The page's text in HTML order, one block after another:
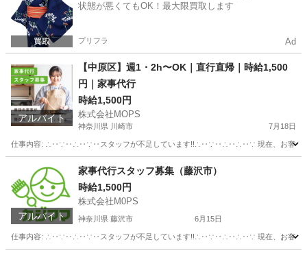
状態が悪くてもOK！最大限買取します
プリフラ Ad
アルバイト
【中原区】週1・2h〜OK｜直行直帰｜時給1,500
円｜家事代行
時給1,500円
株式会社MOPS
神奈川県 川崎市 7月18日
仕事内容: ∴‥∵‥∴‥∵‥スタッフが不足しています!!∴‥∵‥∴‥∴‥∵ 現在、お客様から多
介護 時給
アルバイト
家事代行スタッフ募集（藤沢市）
時給1,500円
株式会社M0PS
神奈川県 藤沢市 6月15日
仕事内容: ∴‥∵‥∴‥∵‥スタッフが不足しています!!∴‥∵‥∴‥∴‥∵ 現在、お客様から多